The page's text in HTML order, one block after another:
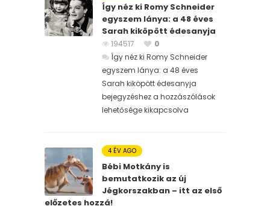
Így néz ki Romy Schneider
egyszem lánya: a 48 éves
Sarah kiköpött édesanyja
194517
0
Így néz ki Romy Schneider
egyszem lánya: a 48 éves
Sarah kiköpött édesanyja
bejegyzéshez a hozzászólások
lehetősége kikapcsolva
4 ÉV AGO
Bébi Motkány is
bemutatkozik az új
Jégkorszakban – itt az első
előzetes hozzá!